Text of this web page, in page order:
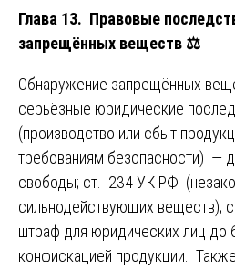
Глава 13. Правовые
запрещённых веществ ⚖️
Обнаружение запрещённых
серьёзные юридические
(производство или сбыт
требованиям безопасности) —
свободы; ст. 234 УК РФ
сильнодействующих
штраф для юридических лиц до
конфискацией продукции.